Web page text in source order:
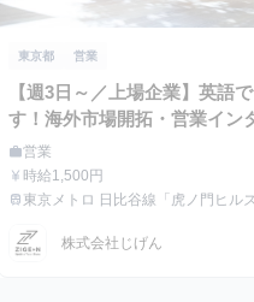
東京都 営業
【週3日～／上場企業】英語
す！海外市場開拓・営業イン
職種
work営業
給与
currency_yen 時給1,500円
最寄駅
train 東京メトロ 日比谷線「虎ノ門ヒル
株式会社じげん